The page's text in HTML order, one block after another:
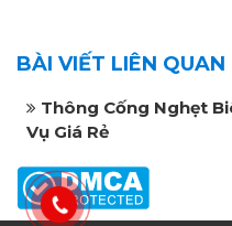
BÀI VIẾT LIÊN QUAN
Thông Cống Nghẹt
Vụ Giá Rẻ